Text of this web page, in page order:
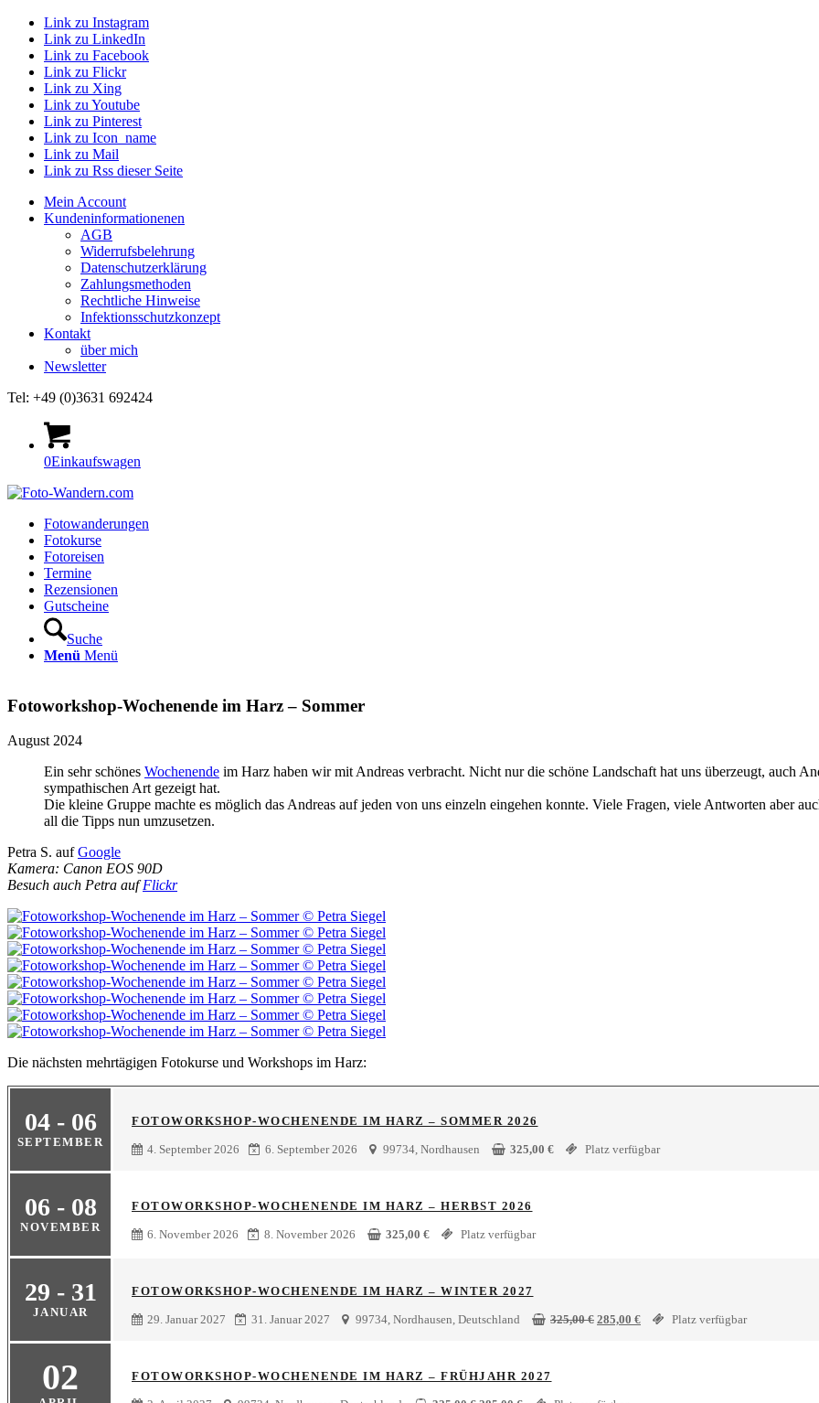
Link zu Instagram
Link zu LinkedIn
Link zu Facebook
Link zu Flickr
Link zu Xing
Link zu Youtube
Link zu Pinterest
Link zu Icon_name
Link zu Mail
Link zu Rss dieser Seite
Mein Account
Kundeninformationenen
AGB
Widerrufsbelehrung
Datenschutzerklärung
Zahlungsmethoden
Rechtliche Hinweise
Infektionsschutzkonzept
Kontakt
über mich
Newsletter
Tel: +49 (0)3631 692424
0Einkaufswagen
Fotowanderungen
Fotokurse
Fotoreisen
Termine
Rezensionen
Gutscheine
Suche
Menü Menü
Fotoworkshop-Wochenende im Harz – Sommer
August 2024
Ein sehr schönes Wochenende im Harz haben wir mit Andreas verbracht. Nicht nur die schöne Landschaft hat uns überzeugt, auch
sympathischen Art gezeigt hat.
Die kleine Gruppe machte es möglich das Andreas auf jeden von uns einzeln eingehen konnte. Viele Fragen, viele Antworten aber
all die Tipps nun umzusetzen.
Petra S. aufGoogle
Kamera: Canon EOS 90D
Besuch auch Petra aufFlickr
Die nächsten mehrtägigen Fotokurse und Workshops im Harz:
04 - 06
SEPTEMBER
FOTOWORKSHOP-WOCHENENDE IM HARZ – SOMMER 2026
4. September 2026 6. September 2026 99734, Nordhausen 325,00 € Platz verfügbar
06 - 08
NOVEMBER
FOTOWORKSHOP-WOCHENENDE IM HARZ – HERBST 2026
6. November 2026 8. November 2026 325,00 € Platz verfügbar
29 - 31
JANUAR
FOTOWORKSHOP-WOCHENENDE IM HARZ – WINTER 2027
29. Januar 2027 31. Januar 2027 99734, Nordhausen, Deutschland 325,00€ Ursprünglicher
285,00 €AktuellerPlatz verfügbar
02 FOTOWORKSHOP-WOCHENENDE IM HARZ – FRÜHJAHR 2027